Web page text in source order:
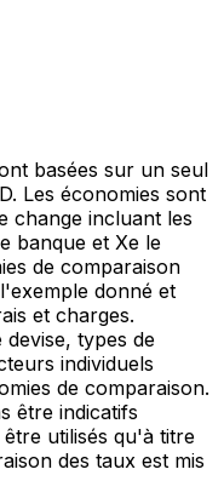
basées sur un seul
Les économies sont
change incluant les
banque et Xe le
de comparaison
donné et
et charges.
types de
individuels
de comparaison.
être indicatifs
utilisés qu'à titre
des taux est mis